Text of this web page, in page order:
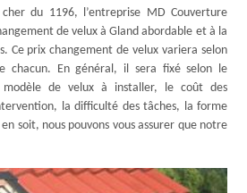
du 1196, l’entreprise MD Couverture
de velux à Gland abordable et à la
Ce prix changement de velux variera selon
chacun. En général, il sera fixé selon le
de velux à installer, le coût des
la difficulté des tâches, la forme
soit, nous pouvons vous assurer que notre